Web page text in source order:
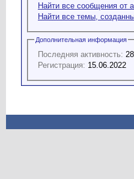
Найти все сообщения от
Найти все темы,
Дополнительная информация
Последняя активность:
Регистрация: 15.06.2022